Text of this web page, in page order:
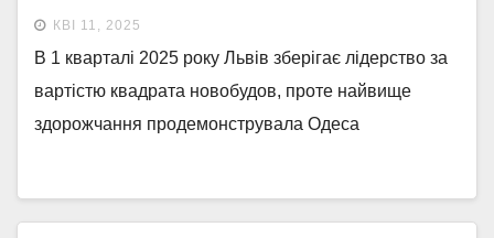
КВІ 11, 2025
В 1 кварталі 2025 року Львів зберігає лідерство за
вартістю квадрата новобудов, проте найвище
здорожчання продемонструвала Одеса